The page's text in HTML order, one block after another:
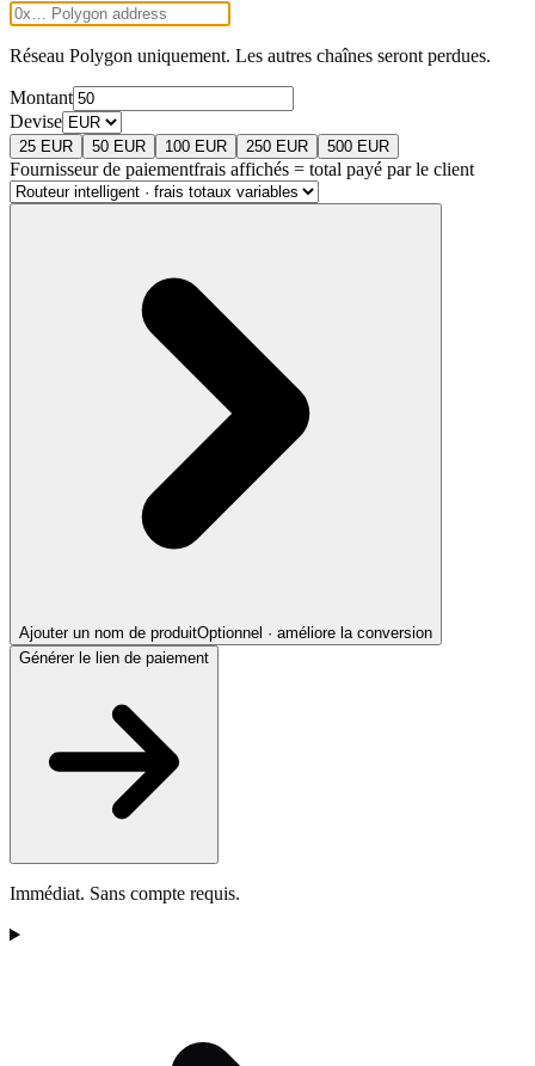
Réseau Polygon uniquement. Les autres chaînes seront perdues.
Montant
Devise
25 EUR 50 EUR 100 EUR 250 EUR 500 EUR
Fournisseur de paiementfrais affichés = total payé par le client
Ajouter un nom de produitOptionnel · améliore la conversion
Générer le lien de paiement
Immédiat. Sans compte requis.